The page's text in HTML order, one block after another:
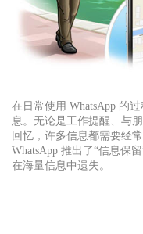
在日常使用 WhatsApp 的
息。无论是工作提醒、与
回忆，许多信息都需要经
WhatsApp 推出了“信息保
在海量信息中遗失。